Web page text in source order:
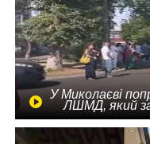
У Миколаєві
ЛШМД, який